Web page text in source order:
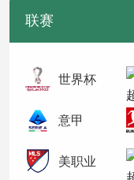
联赛
世界杯
意甲
美职业